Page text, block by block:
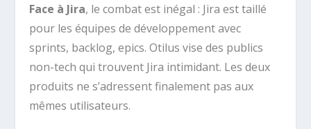
Face à Jira, le combat est inégal : Jira est taillé
pour les équipes de développement avec
sprints, backlog, epics. Otilus vise des publics
non-tech qui trouvent Jira intimidant. Les deux
produits ne s’adressent finalement pas aux
mêmes utilisateurs.